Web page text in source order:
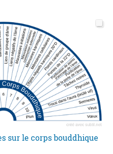
sur le corps bouddhique